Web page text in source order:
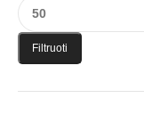
Filtruoti